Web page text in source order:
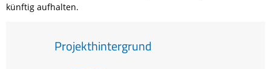
künftig aufhalten.
Projekthintergrund